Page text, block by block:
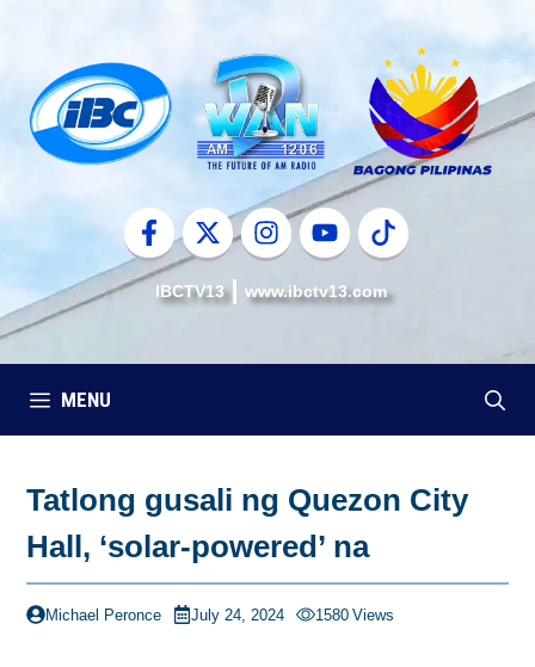
content
IBCTV13 www.ibctv13.com
MENU
Tatlong gusali ng Quezon City
Hall, ‘solar-powered’ na
Michael Peronce July 24, 2024 1580 Views